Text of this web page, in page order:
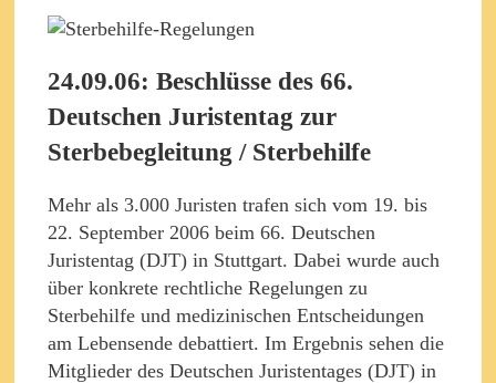
24.09.06: Beschlüsse des 66.
Deutschen Juristentag zur
Sterbebegleitung / Sterbehilfe
Mehr als 3.000 Juristen trafen sich vom 19. bis
22. September 2006 beim 66. Deutschen
Juristentag (DJT) in Stuttgart. Dabei wurde auch
über konkrete rechtliche Regelungen zu
Sterbehilfe und medizinischen Entscheidungen
am Lebensende debattiert. Im Ergebnis sehen die
Mitglieder des Deutschen Juristentages (DJT) in